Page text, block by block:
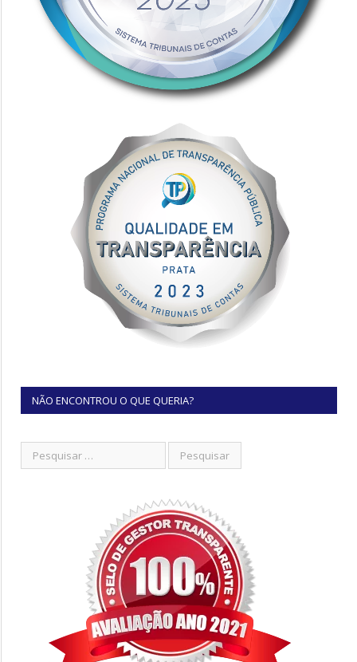
NÃO ENCONTROU O QUE QUERIA?